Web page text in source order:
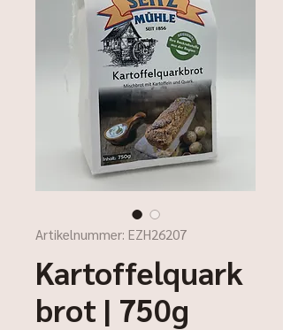
Artikelnummer: EZH26207
Kartoffelquark
brot | 750g